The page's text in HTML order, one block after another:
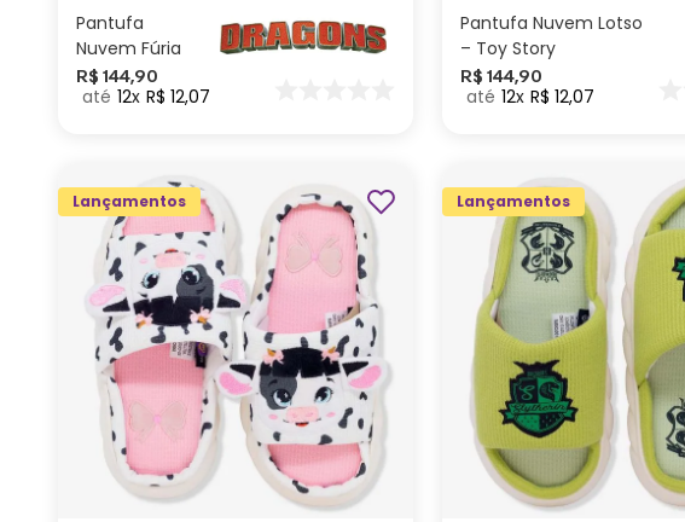
Pantufa
Nuvem Fúria
da Noite –
Como Treinar
R$ 144,90
12 R$ 12,07
Pantufa Nuvem Lotso
– Toy Story
R$ 144,90
12 R$ 12,07
Lançamentos
P
ADICIONAR AO
CARRINHO
Lançamentos
G M P
ADICIONAR AO
CARRINHO